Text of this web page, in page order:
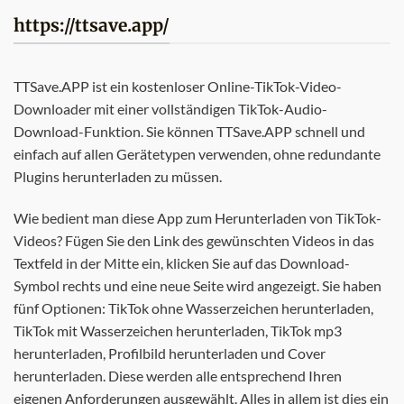
https://ttsave.app/
TTSave.APP ist ein kostenloser Online-TikTok-Video-
Downloader mit einer vollständigen TikTok-Audio-
Download-Funktion. Sie können TTSave.APP schnell und
einfach auf allen Gerätetypen verwenden, ohne redundante
Plugins herunterladen zu müssen.
Wie bedient man diese App zum Herunterladen von TikTok-
Videos? Fügen Sie den Link des gewünschten Videos in das
Textfeld in der Mitte ein, klicken Sie auf das Download-
Symbol rechts und eine neue Seite wird angezeigt. Sie haben
fünf Optionen: TikTok ohne Wasserzeichen herunterladen,
TikTok mit Wasserzeichen herunterladen, TikTok mp3
herunterladen, Profilbild herunterladen und Cover
herunterladen. Diese werden alle entsprechend Ihren
eigenen Anforderungen ausgewählt. Alles in allem ist dies ein